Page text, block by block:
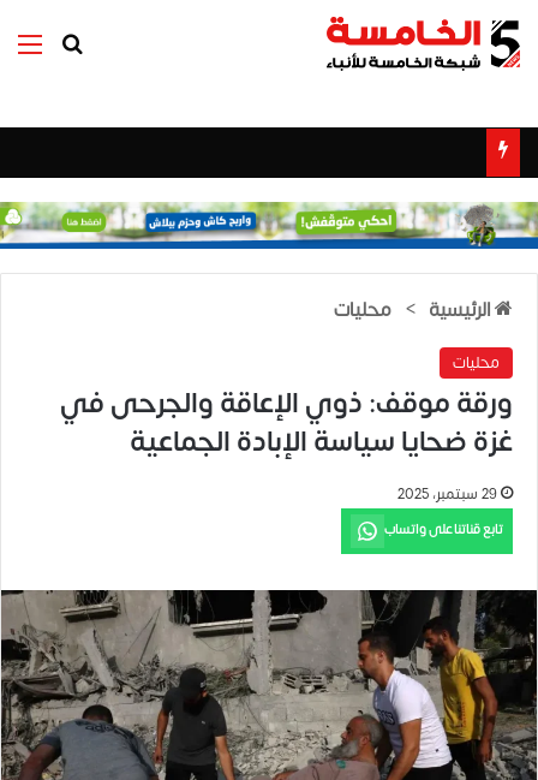
بحث عن
الرئيسية > محليات
محليات
ورقة موقف: ذوي الإعاقة والجرحى في
غزة ضحايا سياسة الإبادة الجماعية
29 سبتمبر، 2025
تابع قناتنا على واتساب